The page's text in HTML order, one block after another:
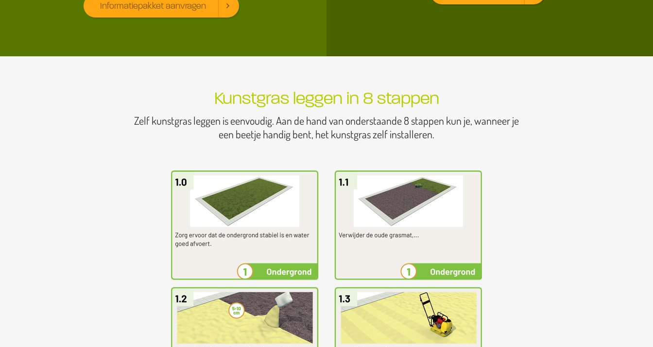
Informatiepakket aanvragen
Kunstgras leggen in 8 stappen
Zelf kunstgras leggen is eenvoudig. Aan de hand van onderstaande 8 stappen kun je, wanneer je
een beetje handig bent, het kunstgras zelf installeren.